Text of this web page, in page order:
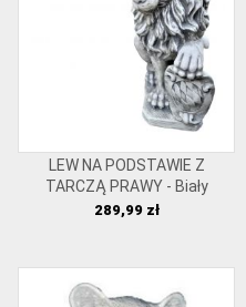
LEW NA PODSTAWIE Z
TARCZĄ PRAWY - Biały
Cena
289,99 zł